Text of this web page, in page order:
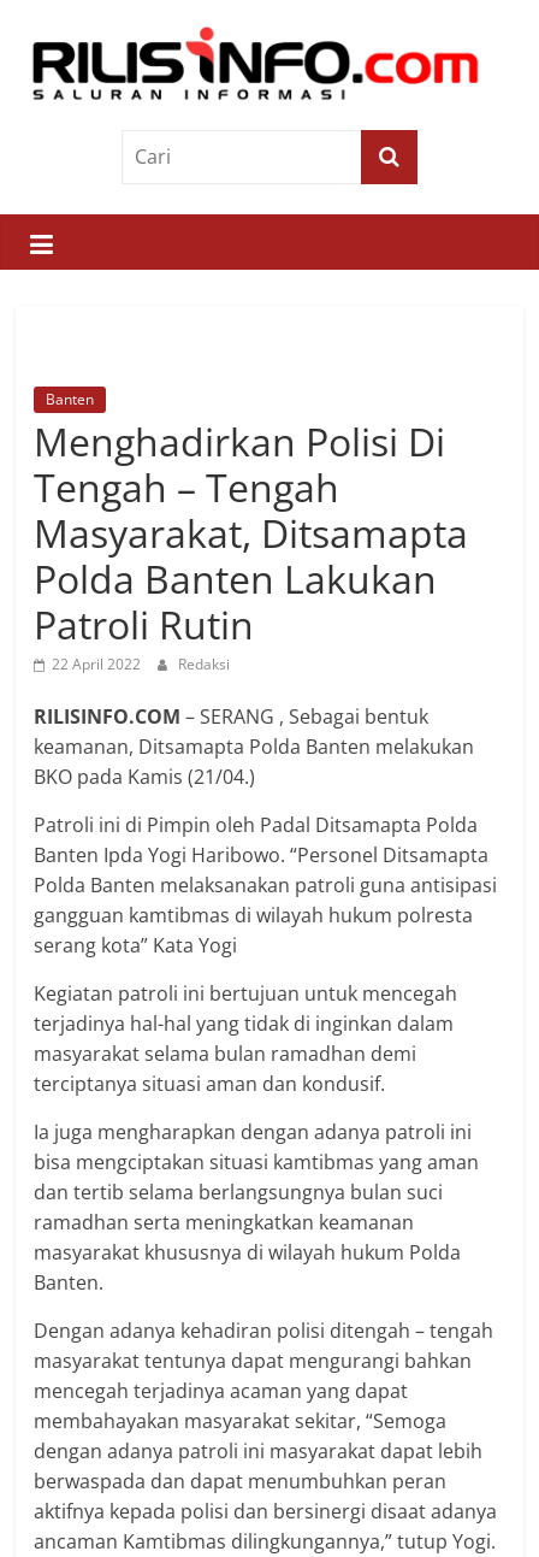
contentRilis
Saluran
Informasi
Banten
Menghadirkan Polisi Di
Tengah – Tengah
Masyarakat, Ditsamapta
Polda Banten Lakukan
Patroli Rutin
22 April 2022 Redaksi
RILISINFO.COM – SERANG , Sebagai bentuk
keamanan, Ditsamapta Polda Banten melakukan
BKO pada Kamis (21/04.)
Patroli ini di Pimpin oleh Padal Ditsamapta Polda
Banten Ipda Yogi Haribowo. “Personel Ditsamapta
Polda Banten melaksanakan patroli guna antisipasi
gangguan kamtibmas di wilayah hukum polresta
serang kota” Kata Yogi
Kegiatan patroli ini bertujuan untuk mencegah
terjadinya hal-hal yang tidak di inginkan dalam
masyarakat selama bulan ramadhan demi
terciptanya situasi aman dan kondusif.
Ia juga mengharapkan dengan adanya patroli ini
bisa mengciptakan situasi kamtibmas yang aman
dan tertib selama berlangsungnya bulan suci
ramadhan serta meningkatkan keamanan
masyarakat khususnya di wilayah hukum Polda
Banten.
Dengan adanya kehadiran polisi ditengah – tengah
masyarakat tentunya dapat mengurangi bahkan
mencegah terjadinya acaman yang dapat
membahayakan masyarakat sekitar, “Semoga
dengan adanya patroli ini masyarakat dapat lebih
berwaspada dan dapat menumbuhkan peran
aktifnya kepada polisi dan bersinergi disaat adanya
ancaman Kamtibmas dilingkungannya,” tutup Yogi.